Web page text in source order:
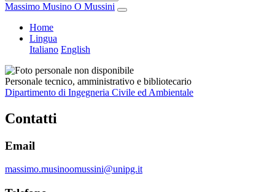
Massimo Musino O Mussini
Home
Lingua
Italiano English
Personale tecnico, amministrativo e bibliotecario
Dipartimento di Ingegneria Civile ed Ambientale
Contatti
Email
massimo.musinoomussini@unipg.it